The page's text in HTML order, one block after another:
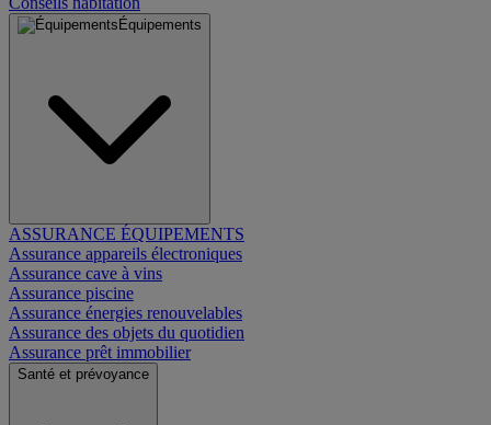
Équipements
ASSURANCE ÉQUIPEMENTS
Assurance appareils électroniques
Assurance cave à vins
Assurance piscine
Assurance énergies renouvelables
Assurance des objets du quotidien
Assurance prêt immobilier
Santé et prévoyance